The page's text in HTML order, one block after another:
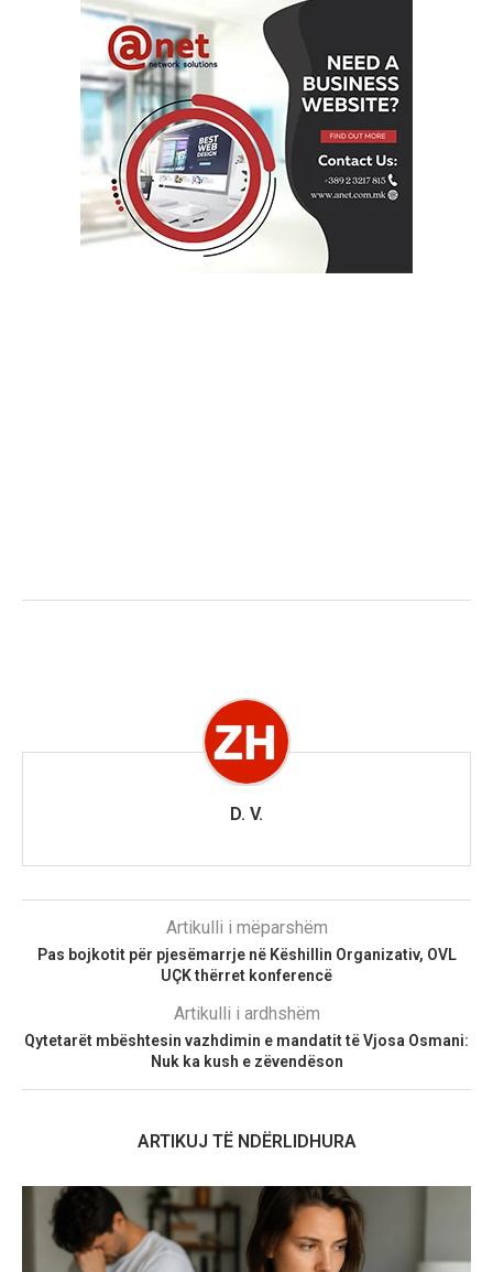
D. V.
Artikulli i mëparshëm
Pas bojkotit për pjesëmarrje në Këshillin Organizativ, OVL
UÇK thërret konferencë
Artikulli i ardhshëm
Qytetarët mbështesin vazhdimin e mandatit të Vjosa Osmani:
Nuk ka kush e zëvendëson
ARTIKUJ TË NDËRLIDHURA